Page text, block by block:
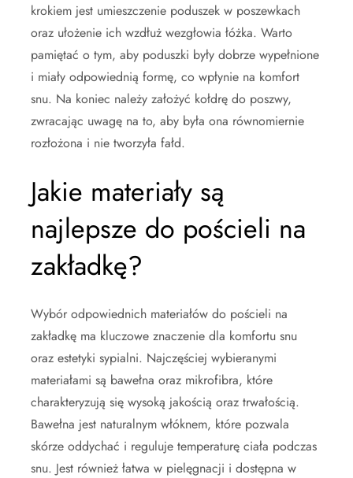
krokiem jest umieszczenie poduszek w poszewkach
oraz ułożenie ich wzdłuż wezgłowia łóżka. Warto
pamiętać o tym, aby poduszki były dobrze wypełnione
i miały odpowiednią formę, co wpłynie na komfort
snu. Na koniec należy założyć kołdrę do poszwy,
zwracając uwagę na to, aby była ona równomiernie
rozłożona i nie tworzyła fałd.
Jakie materiały są
najlepsze do pościeli na
zakładkę?
Wybór odpowiednich materiałów do pościeli na
zakładkę ma kluczowe znaczenie dla komfortu snu
oraz estetyki sypialni. Najczęściej wybieranymi
materiałami są bawełna oraz mikrofibra, które
charakteryzują się wysoką jakością oraz trwałością.
Bawełna jest naturalnym włóknem, które pozwala
skórze oddychać i reguluje temperaturę ciała podczas
snu. Jest również łatwa w pielęgnacji i dostępna w